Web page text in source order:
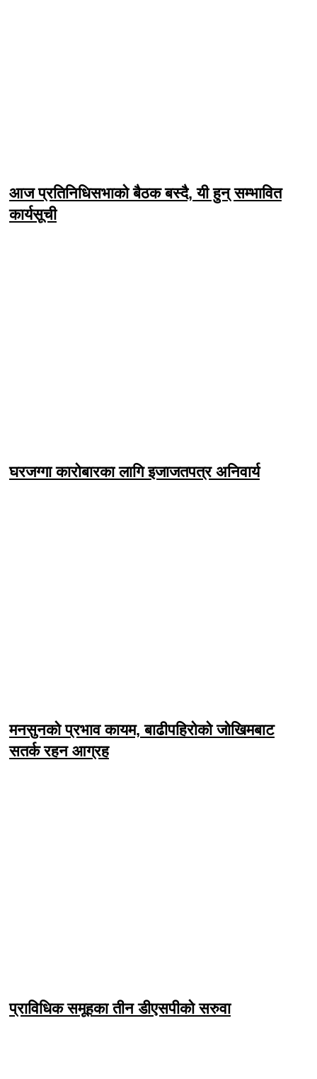
आज प्रतिनिधिसभाको बैठक बस्दै, यी हुन् सम्भावित
कार्यसूची
घरजग्गा कारोबारका लागि इजाजतपत्र अनिवार्य
मनसुनको प्रभाव कायम, बाढीपहिरोको जोखिमबाट
सतर्क रहन आग्रह
प्राविधिक समूहका तीन डीएसपीको सरुवा